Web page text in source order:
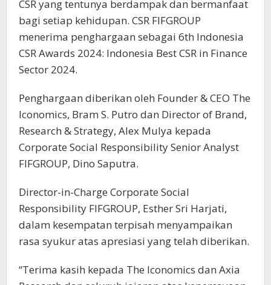
CSR yang tentunya berdampak dan bermanfaat
bagi setiap kehidupan. CSR FIFGROUP
menerima penghargaan sebagai 6th Indonesia
CSR Awards 2024: Indonesia Best CSR in Finance
Sector 2024.
Penghargaan diberikan oleh Founder & CEO The
Iconomics, Bram S. Putro dan Director of Brand,
Research & Strategy, Alex Mulya kepada
Corporate Social Responsibility Senior Analyst
FIFGROUP, Dino Saputra.
Director-in-Charge Corporate Social
Responsibility FIFGROUP, Esther Sri Harjati,
dalam kesempatan terpisah menyampaikan
rasa syukur atas apresiasi yang telah diberikan.
“Terima kasih kepada The Iconomics dan Axia